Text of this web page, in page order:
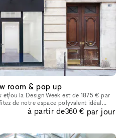
room & pop up
et/ou la Design Week est de 1875 € par
de notre espace polyvalent idéal
de luxe, les
à partir de360 € par jour